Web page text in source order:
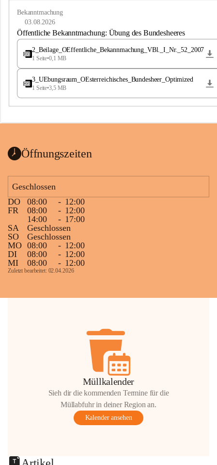
e
a
Bekanntmachung
03.08.2026
Öffentliche Bekanntmachung: Übung des Bundesheeres
2_Beilage_OEffentliche_Bekannmachung_VBl._I_Nr._52_2007
1 Seite•0,1 MB
3_UEbungsraum_OEsterreichisches_Bundesheer_Optimized
1 Seite•3,5 MB
Öffnungszeiten
Geschlossen
DO
08:00 - 12:00
FR
08:00 - 12:00
14:00
- 17:00
SA
Geschlossen
SO
Geschlossen
MO 08:00 - 12:00
DI
08:00 - 12:00
MI
08:00 - 12:00
Zuletzt bearbeitet: 02.04.2026
Müllkalender
Sieh dir die kommenden Termine für die
Müllabfuhr in deiner Region an.
Kalender ansehen